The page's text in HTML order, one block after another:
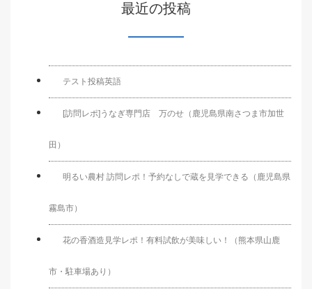
最近の投稿
テスト投稿英語
[訪問レポ]うなぎ専門店 万のせ（鹿児島県南さつま市加世
田）
明るい農村 訪問レポ！予約なしで蔵を見学できる（鹿児島県
霧島市）
花の香酒造見学レポ！有料試飲が美味しい！（熊本県山鹿
市・駐車場あり）